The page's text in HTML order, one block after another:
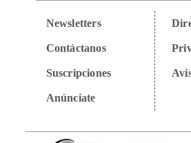
Newsletters
Contáctanos
Suscripciones
Anúnciate